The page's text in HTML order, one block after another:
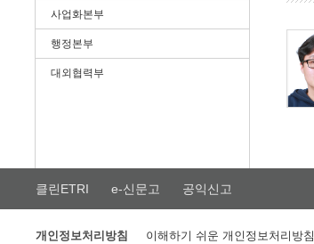
사업화본부
행정본부
대외협력부
클린ETRI e-신문고 공익신고
개인정보처리방침 이해하기 쉬운 개인정보처리방침